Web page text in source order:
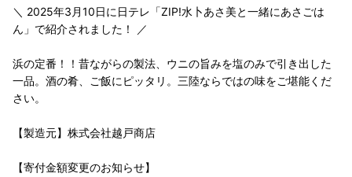
＼ 2025年3月10日に日テレ「ZIP!水卜あさ美と一緒にあさごは
ん」で紹介されました！ ／
浜の定番！！昔ながらの製法、ウニの旨みを塩のみで引き出した
一品。酒の肴、ご飯にピッタリ。三陸ならではの味をご堪能くだ
さい。
【製造元】株式会社越戸商店
【寄付金額変更のお知らせ】